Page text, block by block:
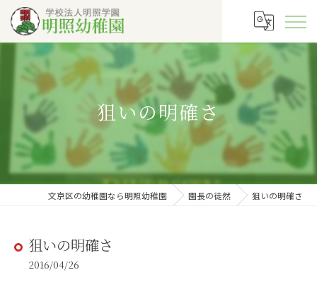
狙いの明確さ
文京区の幼稚園なら明照幼稚園 園長の徒然 狙いの明確さ
狙いの明確さ
2016/04/26